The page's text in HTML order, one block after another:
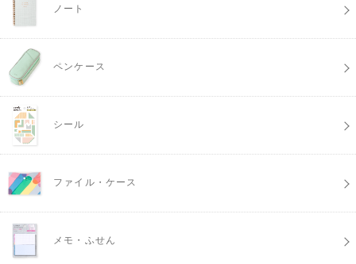
ノート
ペンケース
シール
ファイル・ケース
メモ・ふせん